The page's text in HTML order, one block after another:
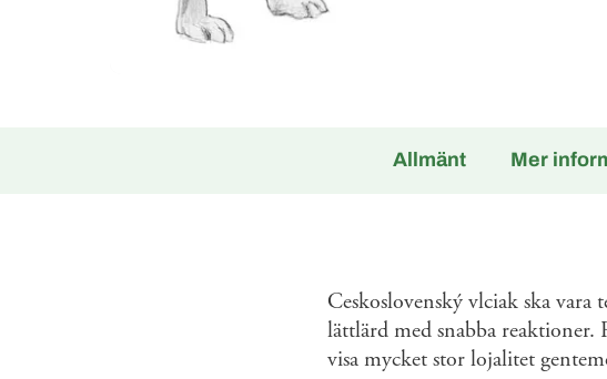
Allmänt Mer
Ceskoslovenský vlciak ska
lättlärd med snabba reaktioner.
visa mycket stor lojalitet